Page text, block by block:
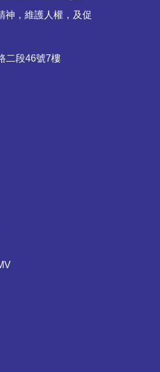
神，維護人權，及促
二段46號7樓